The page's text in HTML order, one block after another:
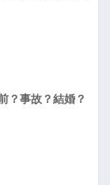
？事故？結婚？